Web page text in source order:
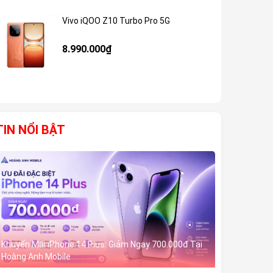
Vivo iQOO Z10 Turbo Pro 5G
8.990.000₫
NỔI BẬT
Khuyến Mãi iPhone 14 Plus: Giảm Ngay 700.000đ Tại
Hoàng Anh Mobile